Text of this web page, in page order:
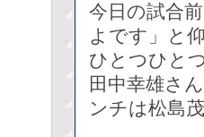
今日の試合
よです」と
ひとつひと
田中幸雄さ
ンチは松島